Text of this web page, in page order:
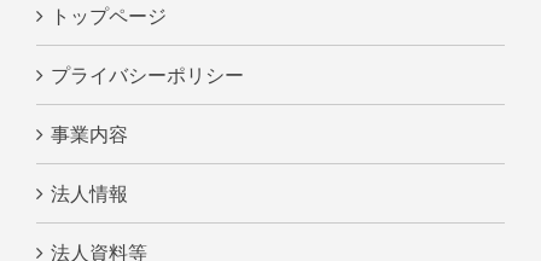
トップページ
プライバシーポリシー
事業内容
法人情報
法人資料等